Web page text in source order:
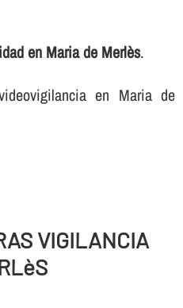
en Maria de Merlès.
en Maria de
VIGILANCIA